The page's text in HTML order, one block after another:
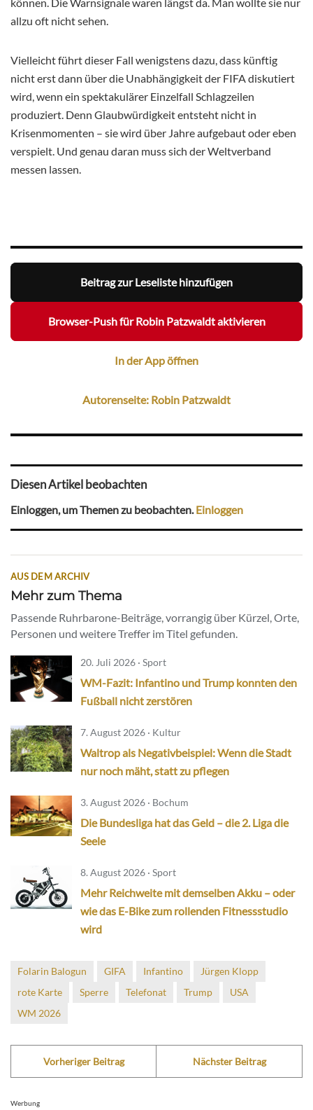
allzu oft nicht sehen.
Vielleicht führt dieser Fall wenigstens dazu, dass künftig
nicht erst dann über die Unabhängigkeit der FIFA diskutiert
wird, wenn ein spektakulärer Einzelfall Schlagzeilen
produziert. Denn Glaubwürdigkeit entsteht nicht in
Krisenmomenten – sie wird über Jahre aufgebaut oder eben
verspielt. Und genau daran muss sich der Weltverband
messen lassen.
Beitrag zur Leseliste hinzufügen
Browser-Push für Robin Patzwaldt aktivieren
In der App öffnen
Autorenseite: Robin Patzwaldt
Diesen Artikel beobachten
Einloggen, um Themen zu beobachten.Einloggen
AUS DEM ARCHIV
Mehr zum Thema
Passende Ruhrbarone-Beiträge, vorrangig über Kürzel, Orte,
Personen und weitere Treffer im Titel gefunden.
20. Juli 2026 · Sport
WM-Fazit: Infantino und Trump konnten den
Fußball nicht zerstören
7. August 2026 · Kultur
Waltrop als Negativbeispiel: Wenn die Stadt
nur noch mäht, statt zu pflegen
3. August 2026 · Bochum
Die Bundesliga hat das Geld – die 2. Liga die
Seele
8. August 2026 · Sport
Mehr Reichweite mit demselben Akku – oder
wie das E-Bike zum rollenden Fitnessstudio
wird
Folarin Balogun GIFA Infantino
Jürgen Klopp
rote Karte
Sperre Telefonat Trump
USA
WM 2026
Vorheriger Beitrag Nächster Beitrag
Werbung